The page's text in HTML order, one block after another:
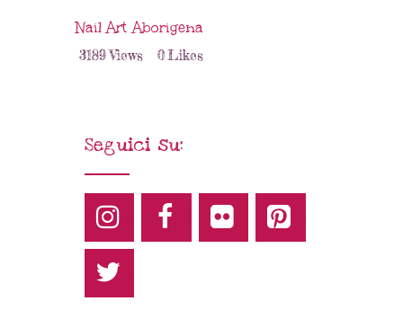
Nail Art Aborigena
3189Views 0Likes
Seguici su: